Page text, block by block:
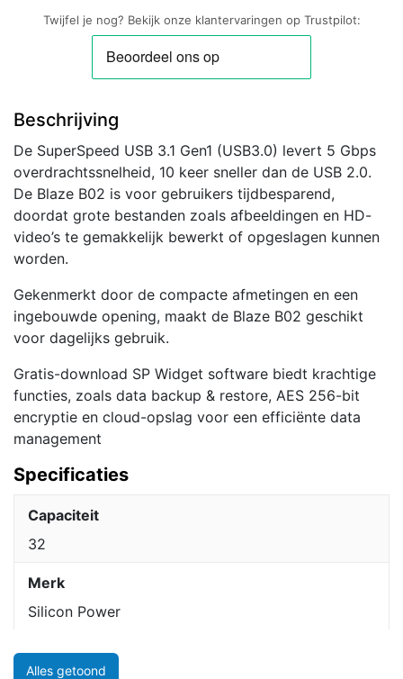
|
aantal
Twijfel je nog? Bekijk onze klantervaringen op Trustpilot:
Beschrijving
De SuperSpeed USB 3.1 Gen1 (USB3.0) levert 5 Gbps
overdrachtssnelheid, 10 keer sneller dan de USB 2.0.
De Blaze B02 is voor gebruikers tijdbesparend,
doordat grote bestanden zoals afbeeldingen en HD-
video’s te gemakkelijk bewerkt of opgeslagen kunnen
worden.
Gekenmerkt door de compacte afmetingen en een
ingebouwde opening, maakt de Blaze B02 geschikt
voor dagelijks gebruik.
Gratis-download SP Widget software biedt krachtige
functies, zoals data backup & restore, AES 256-bit
encryptie en cloud-opslag voor een efficiënte data
management
Specificaties
Capaciteit
32
Merk
Silicon Power
Alles getoond